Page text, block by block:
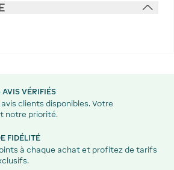
VÉRIFIÉS
avis clients disponibles. Votre
notre priorité.
FIDÉLITÉ
à chaque achat et profitez de tarifs